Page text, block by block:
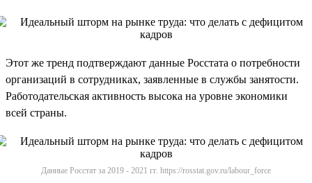
Этот же тренд подтверждают данные Росстата о потребности
организаций в сотрудниках, заявленные в службы занятости.
Работодательская активность высока на уровне экономики
всей страны.
Данные Росстат за 2019 - 2021 гг. https://rosstat.gov.ru/labour_force